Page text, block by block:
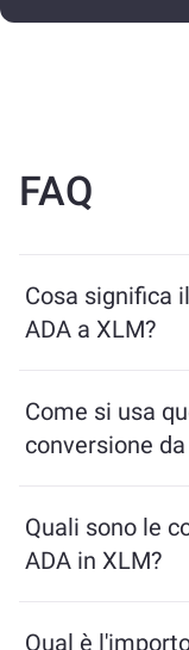
FAQ
Cosa significa
ADA a XLM?
cambio di ADA.
condizioni di
Come si usa
conversione
scambiare, e lo
di XLM che
Quali sono le
ADA in XLM?
alla liquidità e alle
Qual è